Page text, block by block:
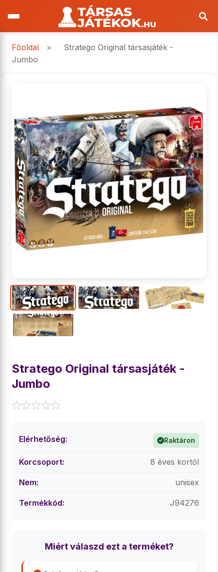
Főoldal >
Stratego Original társasjáték -
Jumbo
Stratego Original társasjáték -
Jumbo
Elérhetőség: Raktáron
Korcsoport: 8 éves kortól
Nem: unisex
Termékkód: J94276
Miért válaszd ezt a terméket?